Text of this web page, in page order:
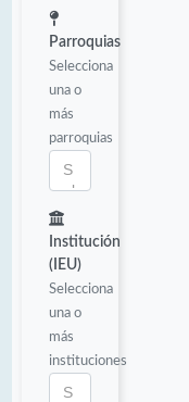
Parroquias
Selecciona
una o
más
parroquias
Institución
(IEU)
Selecciona
una o
más
instituciones